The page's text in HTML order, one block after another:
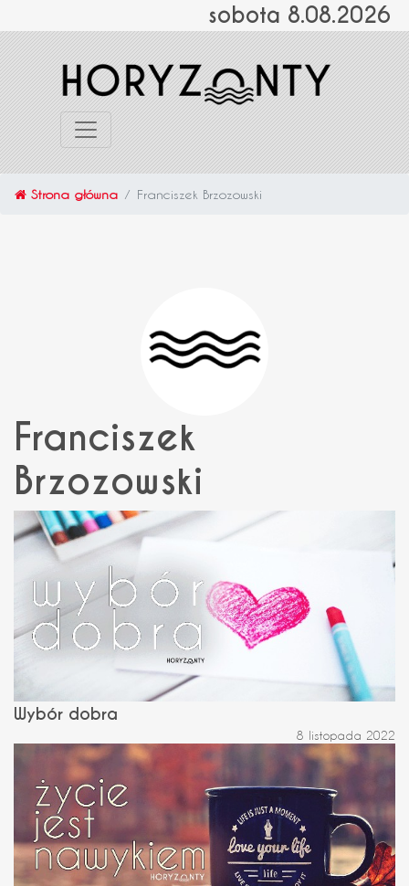
sobota 8.08.2026
Strona główna Franciszek Brzozowski
Franciszek
Brzozowski
Wybór dobra
8 listopada 2022